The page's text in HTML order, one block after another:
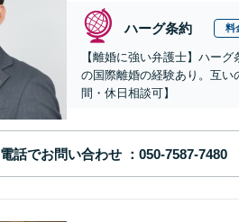
ハーグ条約 料
【離婚に強い弁護士】ハー
の国際離婚の経験あり。互い
間・休日相談可】
電話でお問い合わせ